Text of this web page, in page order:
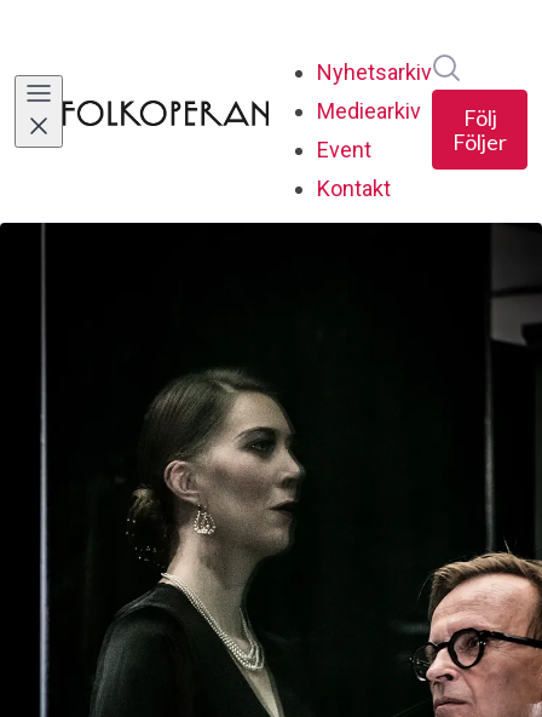
Nyhetsarkiv
Mediearkiv
Event
Kontakt
Följ
Följer